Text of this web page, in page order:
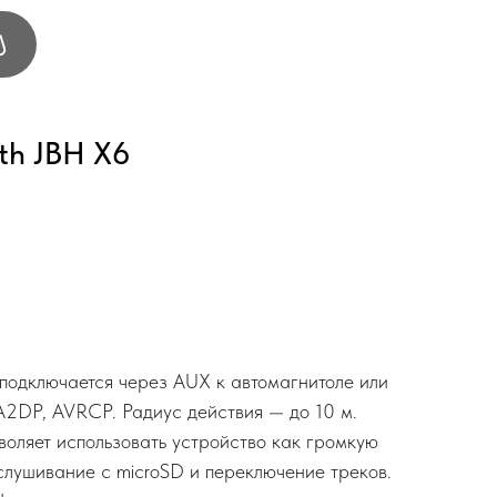
JBH X6
через AUX к автомагнитоле или
AVRCP. Радиус действия — до 10 м.
использовать устройство как громкую
с microSD и переключение треков.